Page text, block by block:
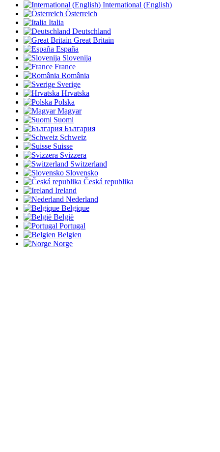
International (English)
Österreich
Italia
Deutschland
Great Britain
España
Slovenija
France
România
Sverige
Hrvatska
Polska
Magyar
Suomi
България
Schweiz
Suisse
Svizzera
Switzerland
Slovensko
Česká republika
Ireland
Nederland
Belgique
België
Portugal
Belgien
Norge